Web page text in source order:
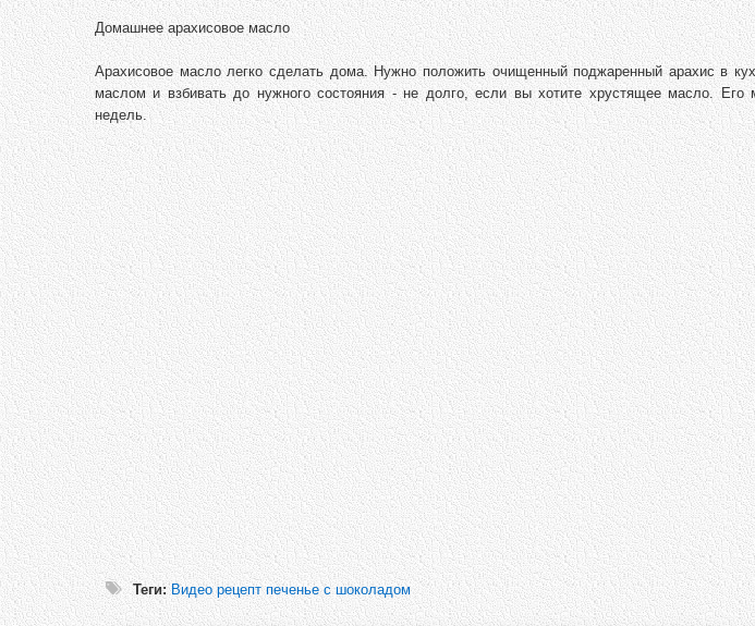
Домашнее арахисовое масло
Арахисовое масло легко сделать дома. Нужно положить очищенный поджаренный арахис в
маслом и взбивать до нужного состояния - не долго, если вы хотите хрустящее масло. Его
недель.
Теги:Видео рецепт печенье с шоколадом